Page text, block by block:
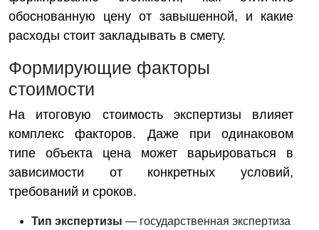
обоснованную цену от завышенной, и какие
расходы стоит закладывать в смету.
Формирующие факторы
стоимости
На итоговую стоимость экспертизы влияет
комплекс факторов. Даже при одинаковом
типе объекта цена может варьироваться в
зависимости от конкретных условий,
требований и сроков.
Тип экспертизы — государственная экспертиза